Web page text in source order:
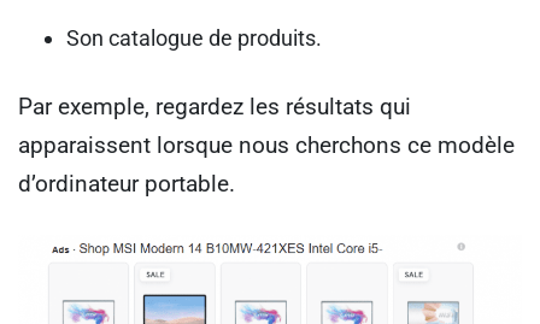
Son catalogue de produits.
Par exemple, regardez les résultats qui
apparaissent lorsque nous cherchons ce modèle
d’ordinateur portable.